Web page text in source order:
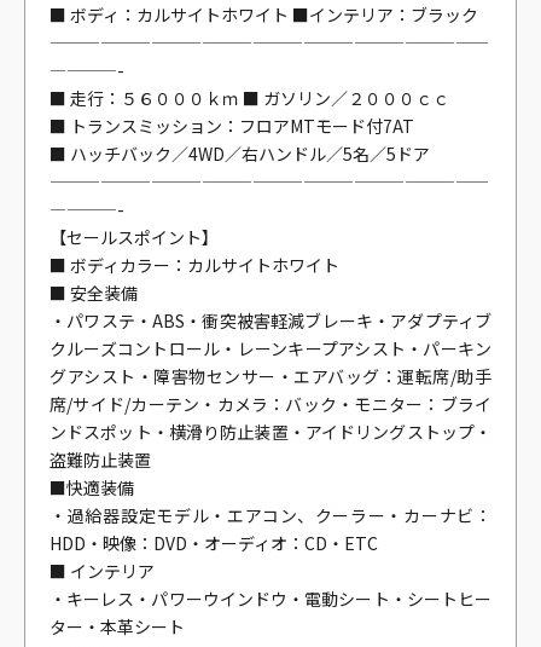
■ ボディ：カルサイトホワイト ■インテリア：ブラック
——————————————————————————
————-
■ 走行：５６０００ｋｍ ■ ガソリン／２０００ｃｃ
■ トランスミッション：フロアMTモード付7AT
■ ハッチバック／4WD／右ハンドル／5名／5ドア
——————————————————————————
————-
【セールスポイント】
■ ボディカラー：カルサイトホワイト
■ 安全装備
・パワステ・ABS・衝突被害軽減ブレーキ・アダプティブ
クルーズコントロール・レーンキープアシスト・パーキン
グアシスト・障害物センサー・エアバッグ：運転席/助手
席/サイド/カーテン・カメラ：バック・モニター：ブライ
ンドスポット・横滑り防止装置・アイドリングストップ・
盗難防止装置
■快適装備
・過給器設定モデル・エアコン、クーラー・カーナビ：
HDD・映像：DVD・オーディオ：CD・ETC
■ インテリア
・キーレス・パワーウインドウ・電動シート・シートヒー
ター・本革シート